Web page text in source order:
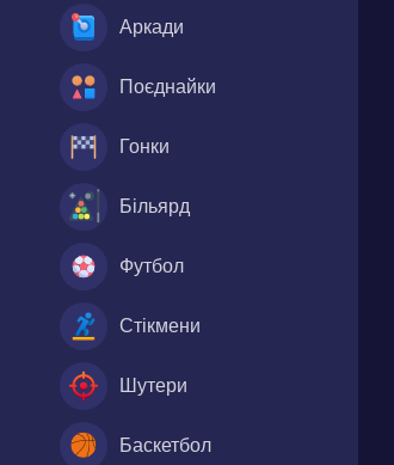
Аркади
Поєднайки
Гонки
Більярд
Футбол
Стікмени
Шутери
Баскетбол